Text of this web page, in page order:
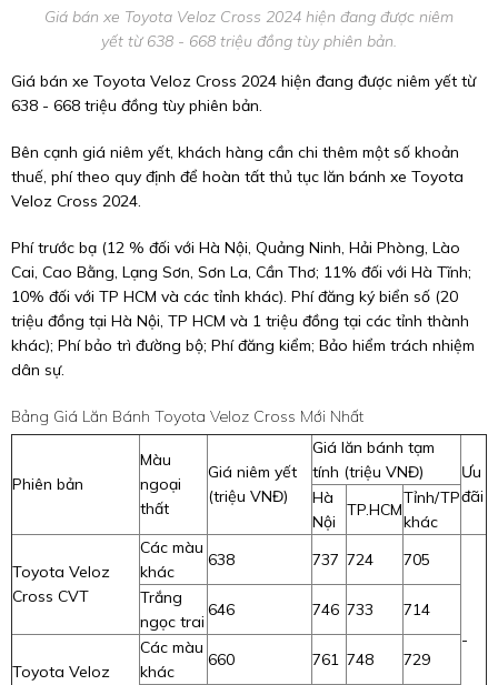
Giá bán xe Toyota Veloz Cross 2024 hiện đang được niêm
yết từ 638 - 668 triệu đồng tùy phiên bản.
Giá bán xe Toyota Veloz Cross 2024 hiện đang được niêm yết từ
638 - 668 triệu đồng tùy phiên bản.
Bên cạnh giá niêm yết, khách hàng cần chi thêm một số khoản
thuế, phí theo quy định để hoàn tất thủ tục lăn bánh xe Toyota
Veloz Cross 2024.
Phí trước bạ (12 % đối với Hà Nội, Quảng Ninh, Hải Phòng, Lào
Cai, Cao Bằng, Lạng Sơn, Sơn La, Cần Thơ; 11% đối với Hà Tĩnh;
10% đối với TP HCM và các tỉnh khác). Phí đăng ký biển số (20
triệu đồng tại Hà Nội, TP HCM và 1 triệu đồng tại các tỉnh thành
khác); Phí bảo trì đường bộ; Phí đăng kiểm; Bảo hiểm trách nhiệm
dân sự.
Bảng Giá Lăn Bánh Toyota Veloz Cross Mới Nhất
Phiên bản
Màu
ngoại
thất
Giá niêm yết
(triệu VNĐ)
Giá lăn bánh tạm
tính (triệu VNĐ)
Ưu
đãi
Hà
Nội
TP.HCM
Tỉnh/TP
khác
Toyota Veloz
Cross CVT
Các màu
khác
638 737 724 705
-
Trắng
ngọc trai
646 746 733 714
Toyota Veloz
Các màu
khác
660 761 748
729